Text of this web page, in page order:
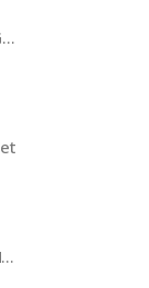
Lenovo ThinkPad X1 Yoga G5 14 i7-10510U 16/512 UHD HDR LTE W10P 20UB0000GE
SENSO BOOK MAGNET SAMSUNG M20 blue